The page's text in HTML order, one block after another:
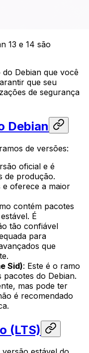
13 e 14 são
Debian que você
que seu
de segurança
Debian
de versões:
oficial e é
de produção.
e oferece a maior
contém pacotes
É
tão confiável
para
que
Sid): Este é o ramo
pacotes do Debian.
mas pode ter
é recomendado
(LTS)